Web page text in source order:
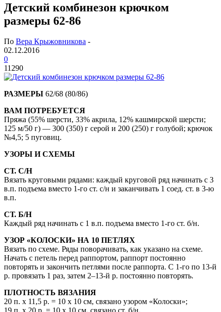
Детский комбинезон крючком
размеры 62-86
По Вера Крыжовникова -
02.12.2016
0
11290
РАЗМЕРЫ 62/68 (80/86)
ВАМ ПОТРЕБУЕТСЯ
Пряжа (55% шерсти, 33% акрила, 12% кашмирской шерсти;
125 м/50 г) — 300 (350) г серой и 200 (250) г голубой; крючок
№4,5; 5 пуговиц.
УЗОРЫ И СХЕМЫ
СТ. С/Н
Вязать круговыми рядами: каждый круговой ряд начинать с 3
в.п. подъема вместо 1-го ст. с/н и заканчивать 1 соед. ст. в 3-ю
в.п.
СТ. Б/Н
Каждый ряд начинать с 1 в.п. подъема вместо 1-го ст. б/н.
УЗОР «КОЛОСКИ» НА 10 ПЕТЛЯХ
Вязать по схеме. Ряды поворачивать, как указано на схеме.
Начать с петель перед раппортом, раппорт постоянно
повторять и закончить петлями после раппорта. С 1-го по 13-й
р. провязать 1 раз, затем 2–13-й р. постоянно повторять.
ПЛОТНОСТЬ ВЯЗАНИЯ
20 п. х 11,5 р. = 10 x 10 см, связано узором «Колоски»;